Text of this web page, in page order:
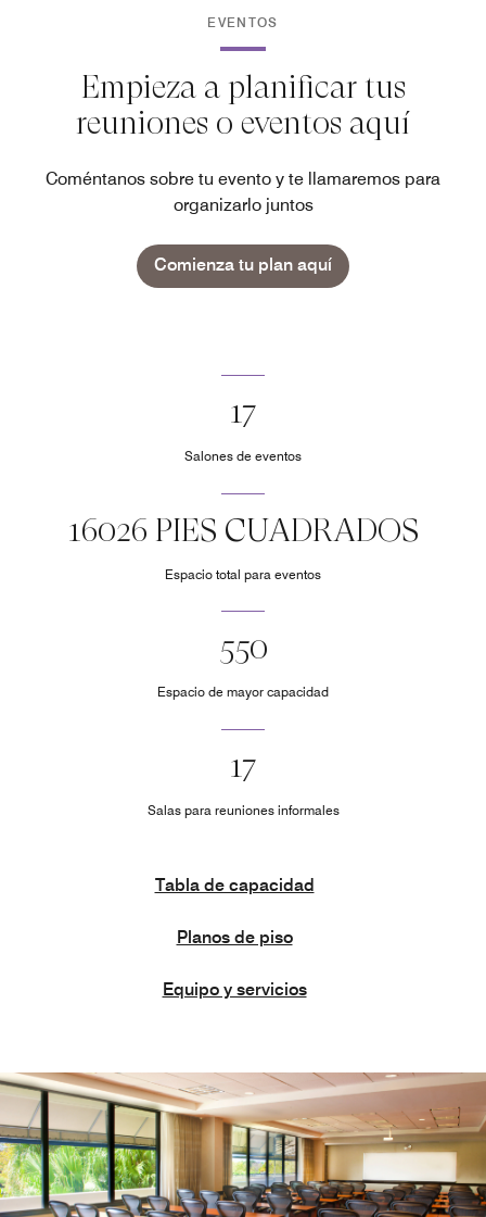
EVENTOS
Empieza a planificar tus
reuniones o eventos aquí
Coméntanos sobre tu evento y te llamaremos para
organizarlo juntos
Comienza tu plan aquí
17
Salones de eventos
16026 PIES CUADRADOS
Espacio total para eventos
550
Espacio de mayor capacidad
17
Salas para reuniones informales
Tabla de capacidad
Planos de piso
Equipo y servicios